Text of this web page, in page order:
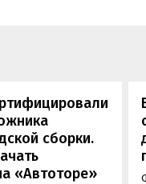
сборки.
«Автоторе»